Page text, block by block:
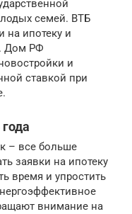
семей. ВТБ
на ипотеку и
Дом РФ
и
ставкой при
– все больше
заявки на ипотеку
время и упростить
внимание на